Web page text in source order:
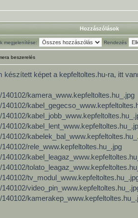
Hozzászólások
megjelenítése: Rendezés
beszerelés
készített képet a kepfeltoltes.hu-ra, itt
kamera_www.kepfeltoltes.hu_.jpg
rele_www.kepfeltoltes.hu_.jpg